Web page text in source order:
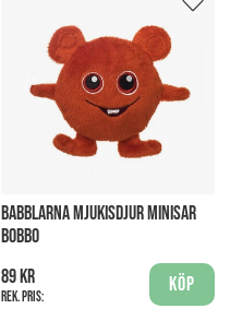
BABBLARNA MJUKISDJUR MINISAR
BOBBO
89 kr
Rek. pris:
Köp